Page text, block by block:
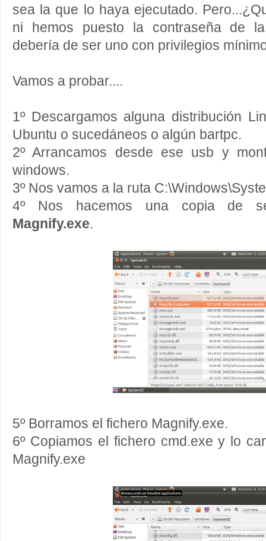
sea la que lo haya ejecutado.
ni hemos puesto la contraseña de
debería de ser uno con privilegios
Vamos a probar....
1º Descargamos alguna distribución
Ubuntu o sucedáneos o algún bartpc.
2º Arrancamos desde ese usb y
windows.
3º Nos vamos a la ruta
4º Nos hacemos una copia de
Magnify.exe.
5º Borramos el fichero Magnify.exe.
6º Copiamos el fichero cmd.exe y lo
Magnify.exe